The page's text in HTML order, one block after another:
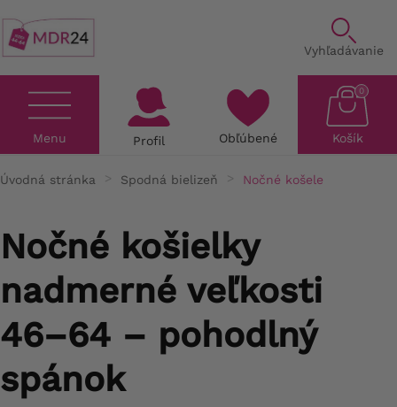
Vyhľadávanie
Menu Profil Obľúbené Košík
0
Úvodná stránka Spodná bielizeň Nočné košele
Nočné košielky
nadmerné veľkosti
46–64 – pohodlný
spánok